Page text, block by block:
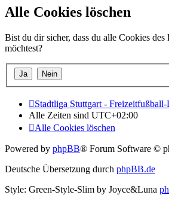
Alle Cookies löschen
Bist du dir sicher, dass du alle Cookies des
möchtest?
Stadtliga Stuttgart - Freizeitfußball-
Alle Zeiten sind UTC+02:00
Alle Cookies löschen
Powered by phpBB® Forum Software ©
Deutsche Übersetzung durch phpBB.de
Style: Green-Style-Slim by Joyce&Luna